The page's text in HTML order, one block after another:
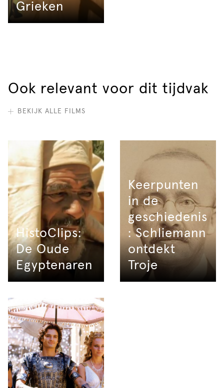
Grieken
Ook relevant voor dit tijdvak
BEKIJK ALLE FILMS
HistoClips:
De Oude
Egyptenaren
Keerpunten
in de
geschiedenis
: Schliemann
ontdekt
Troje